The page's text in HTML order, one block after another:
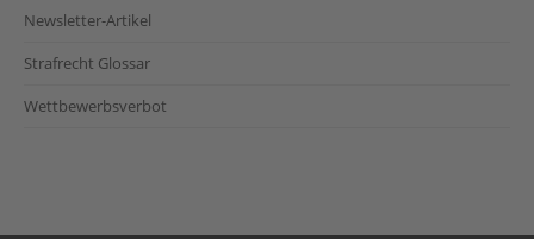
Newsletter-Artikel
Strafrecht Glossar
Wettbewerbsverbot